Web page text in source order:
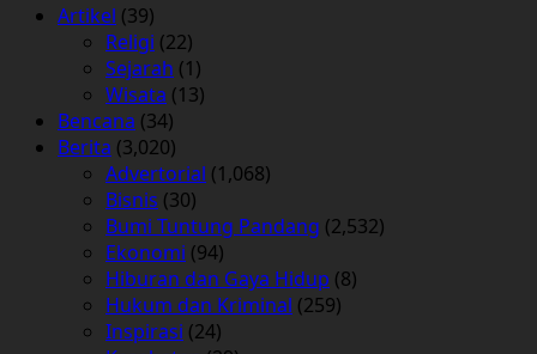
Artikel (39)
Religi (22)
Sejarah (1)
Wisata (13)
Bencana (34)
Berita (3,020)
Advertorial (1,068)
Bisnis (30)
Bumi Tuntung Pandang (2,532)
Ekonomi (94)
Hiburan dan Gaya Hidup (8)
Hukum dan Kriminal (259)
Inspirasi (24)